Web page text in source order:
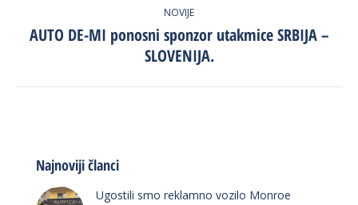
NOVIJE
Next
post:
AUTO DE-MI ponosni sponzor utakmice SRBIJA –
SLOVENIJA.
Najnoviji članci
Ugostili smo reklamno vozilo Monroe